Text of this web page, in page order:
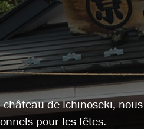
de Ichinoseki,
pour les fêtes.